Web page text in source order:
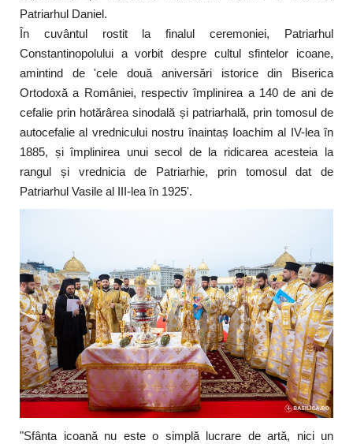
Patriarhul Daniel.
În cuvântul rostit la finalul ceremoniei, Patriarhul
Constantinopolului a vorbit despre cultul sfintelor icoane,
amintind de 'cele două aniversări istorice din Biserica
Ortodoxă a României, respectiv împlinirea a 140 de ani de
cefalie prin hotărârea sinodală și patriarhală, prin tomosul de
autocefalie al vrednicului nostru înaintaș Ioachim al IV-lea în
1885, și împlinirea unui secol de la ridicarea acesteia la
rangul și vrednicia de Patriarhie, prin tomosul dat de
Patriarhul Vasile al III-lea în 1925'.
"Sfânta icoană nu este o simplă lucrare de artă, nici un